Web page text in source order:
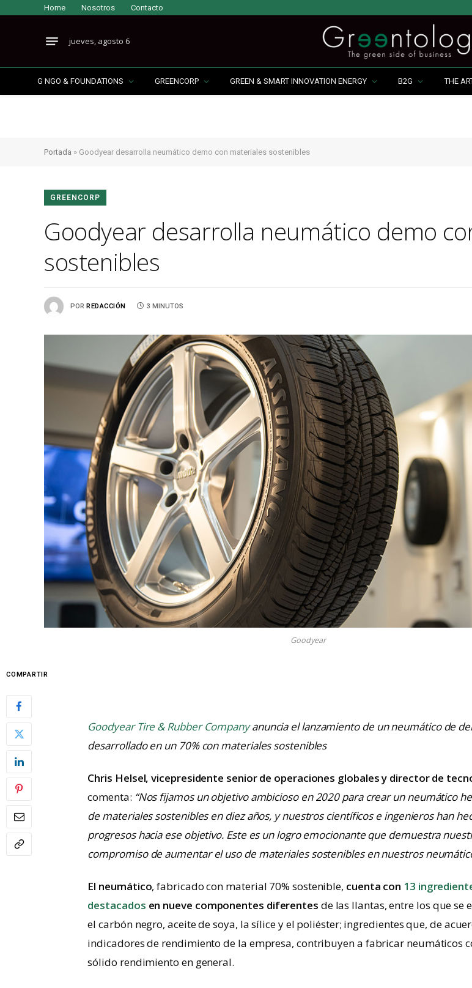
Home Nosotros Contacto
jueves, agosto 6
G NGO & FOUNDATIONS GREENCORP GREEN & SMART INNOVATION ENERGY B2G THE
Portada » Goodyear desarrolla neumático demo con materiales sostenibles
GREENCORP
Goodyear desarrolla neumático demo
sostenibles
POR REDACCIÓN 3 MINUTOS
Goodyear
COMPARTIR
Goodyear Tire & Rubber Companyanuncia el lanzamiento de un neumático de
desarrollado en un 70% con materiales sostenibles
Chris Helsel, vicepresidente senior de operaciones globales y director de
comenta: “Nos fijamos un objetivo ambicioso en 2020 para crear un neumático
de materiales sostenibles en diez años, y nuestros científicos e ingenieros han
progresos hacia ese objetivo. Este es un logro emocionante que demuestra
compromiso de aumentar el uso de materiales sostenibles en nuestros
El neumático, fabricado con material 70% sostenible, cuenta con 13
destacados en nueve componentes diferentes de las llantas, entre los que se
el carbón negro, aceite de soya, la sílice y el poliéster; ingredientes que, de
indicadores de rendimiento de la empresa, contribuyen a fabricar neumáticos
sólido rendimiento en general.